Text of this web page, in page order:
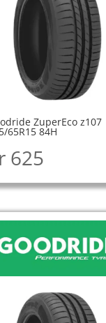
ZuperEco z107
65R15 84H
625